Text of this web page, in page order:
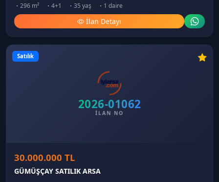
296 m² 4+1 35 yaş 1 daire
İlan Detayı
2026-01062
İLAN NO
Satılık
30.000.000 TL
GÜMÜŞÇAY SATILIK ARSA